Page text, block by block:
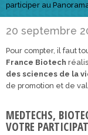
Comité scientifique
Financeurs
participer au
20 septembre
Pour compter, il faut
France Biotech
des sciences de la
de promotion et de
MEDTECHS,
VOTRE